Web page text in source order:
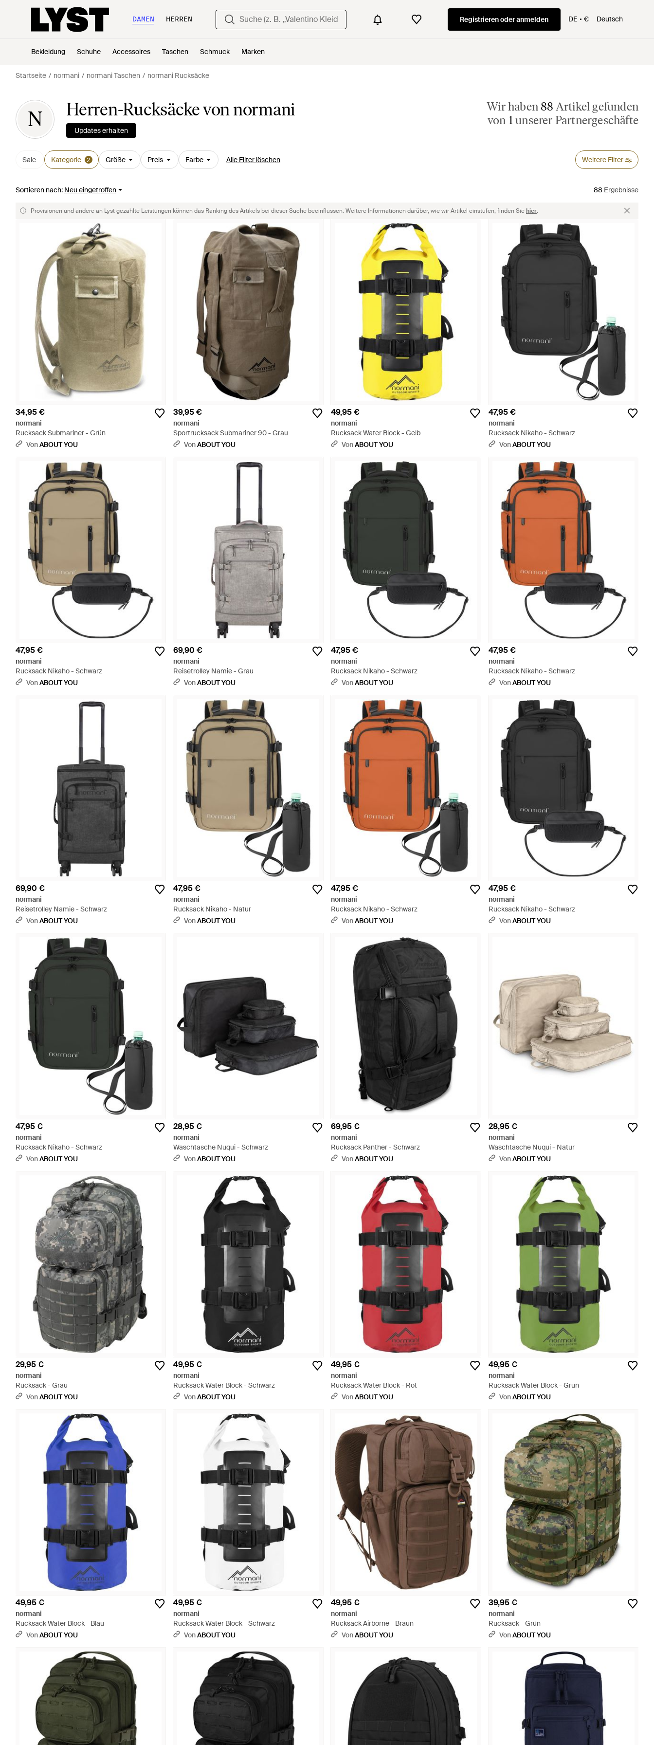
DAMEN HERREN Registrieren oder anmelden DE € Deutsch
Bekleidung Schuhe Accessoires Taschen Schmuck Marken
Startseite normani normani Taschen normani Rucksäcke
N Herren-Rucksäcke von normani
Updates erhalten
Wir haben 88 Artikel gefunden
von 1unserer Partnergeschäfte
Sale Kategorie 2 Größe Preis Farbe Alle Filter löschen Weitere Filter
Sortieren nach: Neu eingetroffen 88 Ergebnisse
Provisionen und andere an Lyst gezahlte Leistungen können das Ranking des Artikels bei dieser Suche beeinflussen. Weitere Informationen darüber, wie wir Artikel einstufen, finden Siehier.
34,95 €
normani
Rucksack Submariner - Grün
VonABOUT YOU
39,95 €
normani
Sportrucksack Submariner 90 - Grau
VonABOUT YOU
49,95 €
normani
Rucksack Water Block - Gelb
VonABOUT YOU
47,95 €
normani
Rucksack Nikaho - Schwarz
VonABOUT YOU
47,95 €
normani
Rucksack Nikaho - Schwarz
VonABOUT YOU
69,90 €
normani
Reisetrolley Namie - Grau
VonABOUT YOU
47,95 €
normani
Rucksack Nikaho - Schwarz
VonABOUT YOU
47,95 €
normani
Rucksack Nikaho - Schwarz
VonABOUT YOU
69,90 €
normani
Reisetrolley Namie - Schwarz
VonABOUT YOU
47,95 €
normani
Rucksack Nikaho - Natur
VonABOUT YOU
47,95 €
normani
Rucksack Nikaho - Schwarz
VonABOUT YOU
47,95 €
normani
Rucksack Nikaho - Schwarz
VonABOUT YOU
47,95 €
normani
Rucksack Nikaho - Schwarz
VonABOUT YOU
28,95 €
normani
Waschtasche Nuqui - Schwarz
VonABOUT YOU
69,95 €
normani
Rucksack Panther - Schwarz
VonABOUT YOU
28,95 €
normani
Waschtasche Nuqui - Natur
VonABOUT YOU
29,95 €
normani
Rucksack - Grau
VonABOUT YOU
49,95 €
normani
Rucksack Water Block - Schwarz
VonABOUT YOU
49,95 €
normani
Rucksack Water Block - Rot
VonABOUT YOU
49,95 €
normani
Rucksack Water Block - Grün
VonABOUT YOU
49,95 €
normani
Rucksack Water Block - Blau
VonABOUT YOU
49,95 €
normani
Rucksack Water Block - Schwarz
VonABOUT YOU
49,95 €
normani
Rucksack Airborne - Braun
VonABOUT YOU
39,95 €
normani
Rucksack - Grün
VonABOUT YOU